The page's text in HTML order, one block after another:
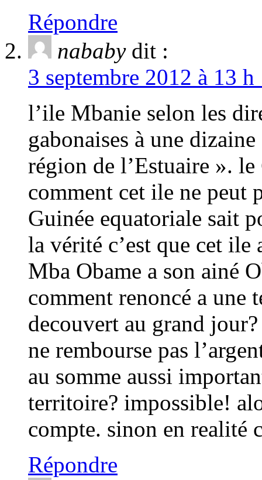
Répondre
nababy dit :
3 septembre 2012 à 13
l’ile Mbanie selon les
gabonaises à une
région de l’Estuaire ».
comment cet ile ne peut
Guinée equatoriale sait
la vérité c’est que cet
Mba Obame a son ainé
comment renoncé a une
decouvert au grand
ne rembourse pas
au somme aussi
territoire? impossible!
compte. sinon en realité
Répondre